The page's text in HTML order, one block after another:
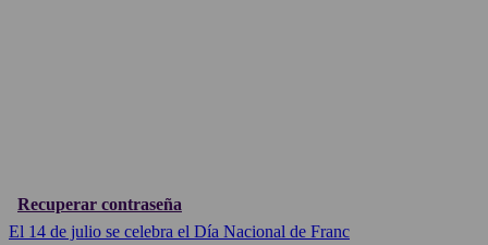
El 14 de julio se celebra el Día Nacional de Franc
Recuperar contraseña